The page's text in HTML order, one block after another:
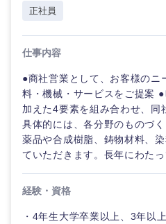
奈良県
中国・四国地方
鳥取県
正社員
仕事内容
●商社営業として、お客様のニ
料・機械・サービスをご提案
加えた4要素を組み合わせ、同
具体的には、各分野のものづ
薬品や合成樹脂、鋳物材料、
ていただきます。長年にわたっ
経験・資格
・4年生大学卒業以上、3年以